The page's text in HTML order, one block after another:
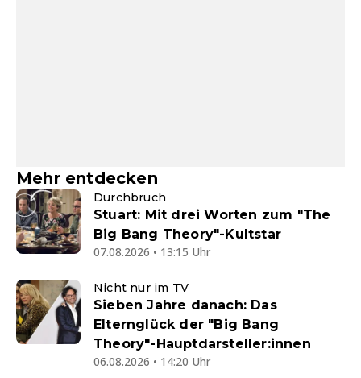
Mehr entdecken
Durchbruch
Stuart: Mit drei Worten zum "The
Big Bang Theory"-Kultstar
07.08.2026 • 13:15 Uhr
Nicht nur im TV
Sieben Jahre danach: Das
Elternglück der "Big Bang
Theory"-Hauptdarsteller:innen
06.08.2026 • 14:20 Uhr